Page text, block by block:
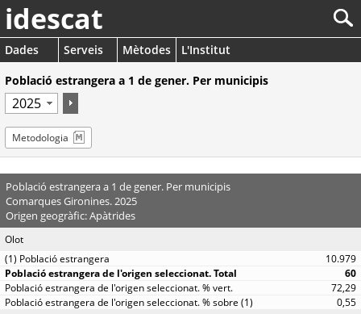
idescat
Dades Serveis Mètodes
L'Institut
Població estrangera a 1 de gener. Per municipis
Metodologia
Població estrangera a 1 de gener. Per municipis
Comarques Gironines. 2025
Origen geogràfic: Apàtrides
Olot
10.979
60
72,29
0,55